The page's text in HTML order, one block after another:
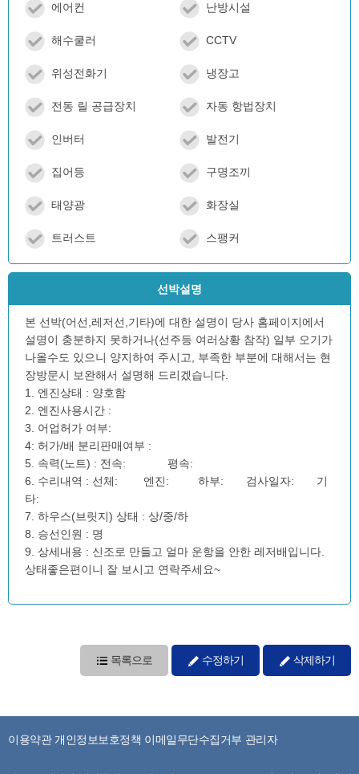
에어컨 난방시설
해수쿨러 CCTV
위성전화기 냉장고
전동 릴 공급장치 자동 항법장치
인버터 발전기
집어등 구명조끼
태양광 화장실
트러스트 스팽커
선박설명
본 선박(어선,레저선,기타)에 대한 설명이 당사 홈페이지에서
설명이 충분하지 못하거나(선주등 여러상황 참작) 일부 오기가
나올수도 있으니 양지하여 주시고, 부족한 부분에 대해서는 현
장방문시 보완해서 설명해 드리겠습니다.
1. 엔진상태 : 양호함
2. 엔진사용시간 :
3. 어업허가 여부:
4: 허가/배 분리판매여부 :
5. 속력(노트) : 전속: 평속:
6. 수리내역 : 선체: 엔진: 하부: 검사일자: 기
타:
7. 하우스(브릿지) 상태 : 상/중/하
8. 승선인원 : 명
9. 상세내용 : 신조로 만들고 얼마 운항을 안한 레저배입니다.
상태좋은편이니 잘 보시고 연락주세요~
목록으로 수정하기 삭제하기
이용약관 개인정보보호정책 이메일무단수집거부 관리자